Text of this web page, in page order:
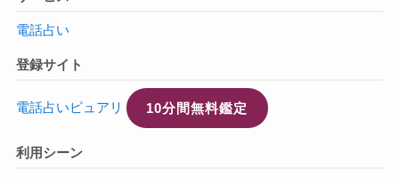
電話占い
登録サイト
電話占いピュアリ 10分間無料鑑定
利用シーン